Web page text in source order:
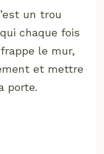
un trou
chaque fois
le mur,
et mettre
porte.